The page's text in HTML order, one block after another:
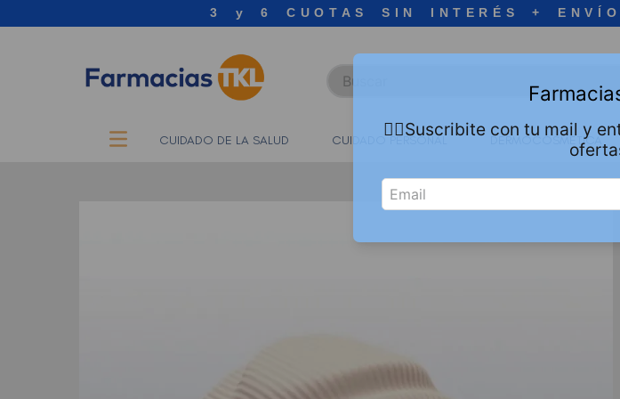
3 y 6 CUOTAS SIN INTERÉS +
Buscar
CUIDADO DE LA SALUD CUIDADO PERSONAL DERMOCOSMETICA
👇🏻Suscribite con tu mail y